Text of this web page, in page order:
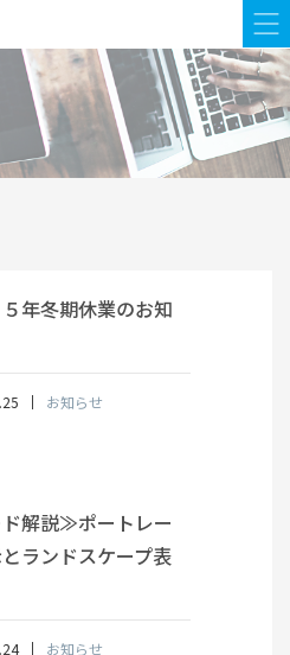
年冬期休業のお知
お知らせ
解説≫ポートレー
とランドスケープ表
お知らせ